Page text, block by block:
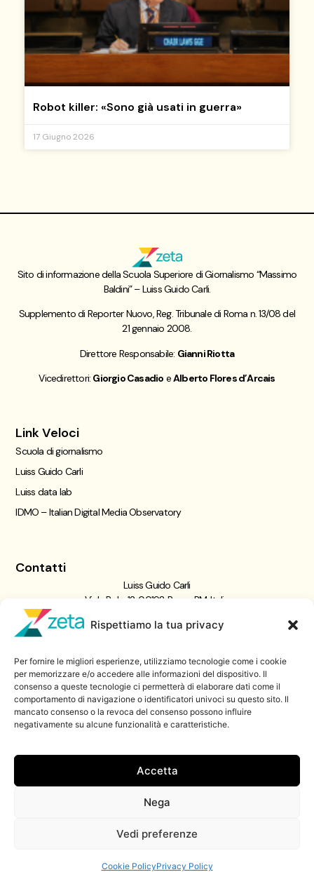
Rispettiamo la tua privacy
Per fornire le migliori esperienze, utilizziamo tecnologie come i cookie
per memorizzare e/o accedere alle informazioni del dispositivo. Il
consenso a queste tecnologie ci permetterà di elaborare dati come il
comportamento di navigazione o identificatori univoci su questo sito. Il
mancato consenso o la revoca del consenso possono influire
negativamente su alcune funzionalità e caratteristiche.
Accetta
Nega
Vedi preferenze
Cookie PolicyPrivacy Policy
Robot killer: «Sono già usati in guerra»
17 Giugno 2026
Sito di informazione della Scuola Superiore di Giornalismo “Massimo
Baldini” – Luiss Guido Carli.
Supplemento di Reporter Nuovo, Reg. Tribunale di Roma n. 13/08 del
21 gennaio 2008.
Direttore Responsabile: Gianni Riotta
Vicedirettori: Giorgio Casadio eAlberto Flores d’Arcais
Link Veloci
Scuola di giornalismo
Luiss Guido Carli
Luiss data lab
IDMO – Italian Digital Media Observatory
Contatti
Luiss Guido Carli
Viale Pola, 12, 00198 Roma RM, Italia
06 8522 5358
Iscriviti a
Zeta Data Lab
Iscriviti alla nostra newsletter
© 2026 ZetaLuiss, tutti i diritti riservati